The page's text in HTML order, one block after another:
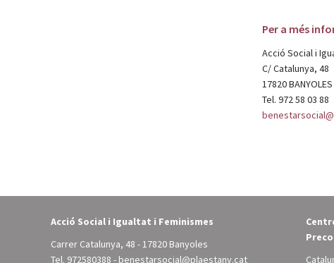
Per a més
Acció Social i
C/ Catalunya, 48
17820 BANYOLES
Tel. 972 58 03 88
Acció Social i Igualtat i Feminismes
Carrer Catalunya, 48 - 17820 Banyoles
Tel. 972580388 - benestarsocial@plaestany.cat